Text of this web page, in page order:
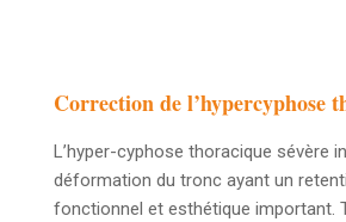
Correction de l’hypercyphose
L’hyper-cyphose thoracique sévère
déformation du tronc ayant un
fonctionnel et esthétique important.